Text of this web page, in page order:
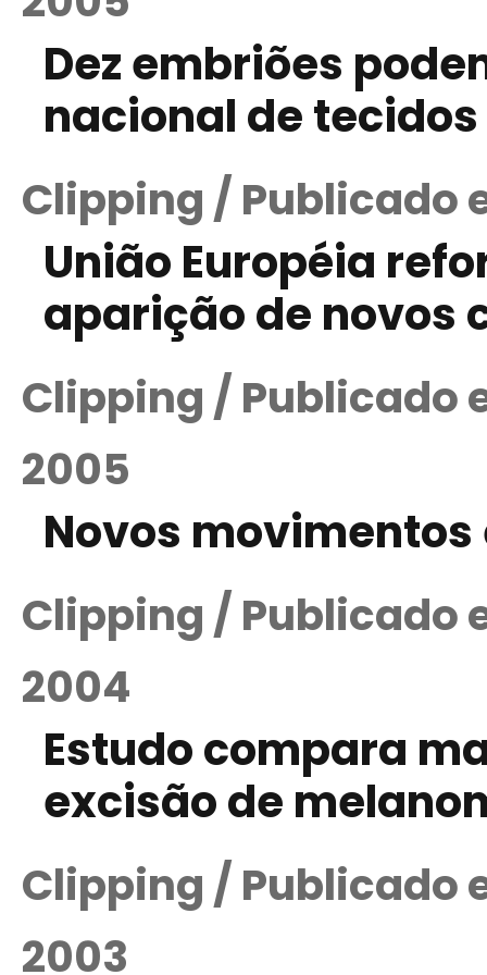
Dez embriões
nacional de tecidos
Clipping / Publicado
União Européia
aparição de novos
Clipping / Publicado
2005
Novos
Clipping / Publicado
2004
Estudo compara
excisão de
Clipping / Publicado
2003